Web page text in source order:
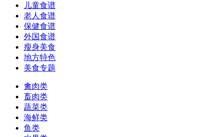
儿童食谱
老人食谱
保健食谱
外国食谱
瘦身美食
地方特色
美食专题
禽肉类
畜肉类
蔬菜类
海鲜类
鱼类